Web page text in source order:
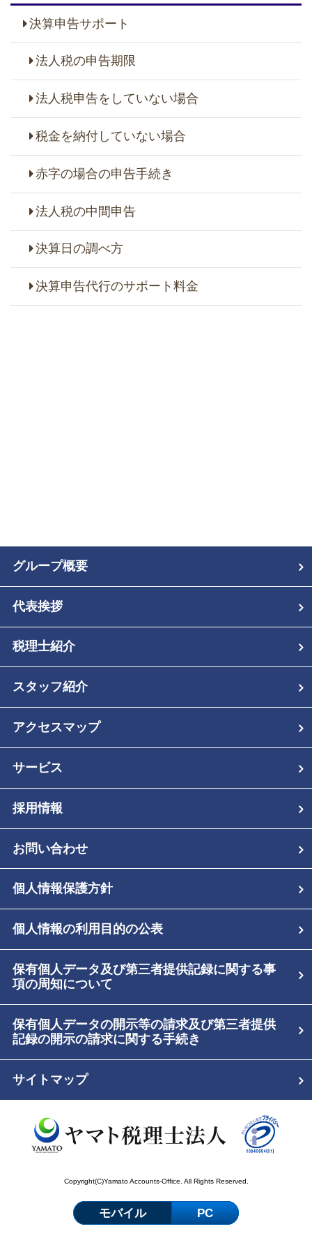
決算申告サポート
法人税の申告期限
法人税申告をしていない場合
税金を納付していない場合
赤字の場合の申告手続き
法人税の中間申告
決算日の調べ方
決算申告代行のサポート料金
グループ概要
代表挨拶
税理士紹介
スタッフ紹介
アクセスマップ
サービス
採用情報
お問い合わせ
個人情報保護方針
個人情報の利用目的の公表
保有個人データ及び第三者提供記録に関する事
項の周知について
保有個人データの開示等の請求及び第三者提供
記録の開示の請求に関する手続き
サイトマップ
Copyright(C)Yamato Accounts-Office. All Rights Reserved.
モバイル PC